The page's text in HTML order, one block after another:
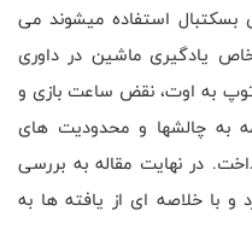
استفاده میشوند می
یادگیری ماشین در داوری
به اوت، نقض ساعت بازی و
به چالشها و محدودیت های
در نهایت مقاله به بررسی
و با خلاصه ای از یافته ها به